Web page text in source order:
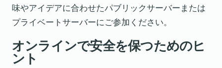
味やアイデアに合わせたパブリックサーバーまたは
プライベートサーバーにご参加ください。
オンラインで安全を保つためのヒ
ント